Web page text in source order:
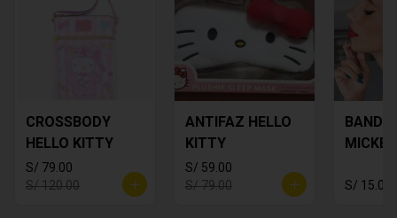
CROSSBODY
HELLO KITTY
S/ 79.00
S/ 120.00
ANTIFAZ HELLO
KITTY
S/ 59.00
S/ 79.00
MICKEY
S/ 15.00